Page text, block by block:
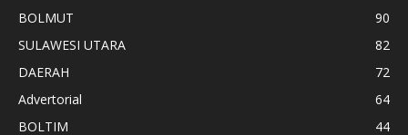
BOLMUT
90
SULAWESI UTARA
82
DAERAH
72
Advertorial
64
BOLTIM
44